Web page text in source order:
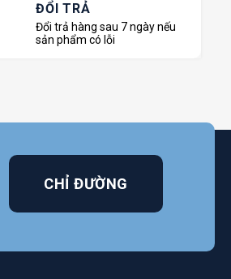
ĐỔI TRẢ
Đổi trả hàng sau 7 ngày nếu
sản phẩm có lỗi
CHỈ ĐƯỜNG